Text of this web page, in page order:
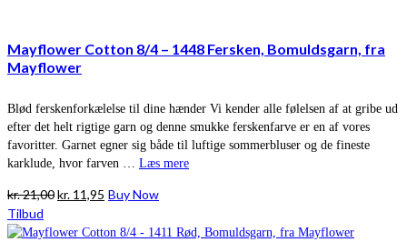
Mayflower Cotton 8/4 – 1448 Fersken, Bomuldsgarn, fra
Mayflower
Blød ferskenforkælelse til dine hænder Vi kender alle følelsen af at gribe ud
efter det helt rigtige garn og denne smukke ferskenfarve er en af vores
favoritter. Garnet egner sig både til luftige sommerbluser og de fineste
karklude, hvor farven … Læs mere
kr.21,00Den
pris
kr. 11,95 Den
pris
Buy Now
Tilbud